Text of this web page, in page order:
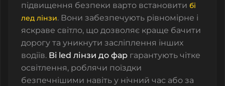
підвищення безпеки варто встановити бі
лед лінзи. Вони забезпечують рівномірне і
яскраве світло, що дозволяє краще бачити
дорогу та уникнути засліплення інших
водіїв. Bi led лінзи до фар гарантують чітке
освітлення, роблячи поїздки
безпечнішими навіть у нічний час або за